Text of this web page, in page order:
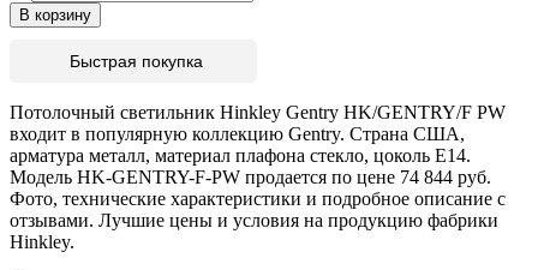
В корзину
Быстрая покупка
Потолочный светильник Hinkley Gentry HK/GENTRY/F PW
входит в популярную коллекцию Gentry. Страна США,
арматура металл, материал плафона стекло, цоколь E14.
Модель HK-GENTRY-F-PW продается по цене 74 844 руб.
Фото, технические характеристики и подробное описание с
отзывами. Лучшие цены и условия на продукцию фабрики
Hinkley.